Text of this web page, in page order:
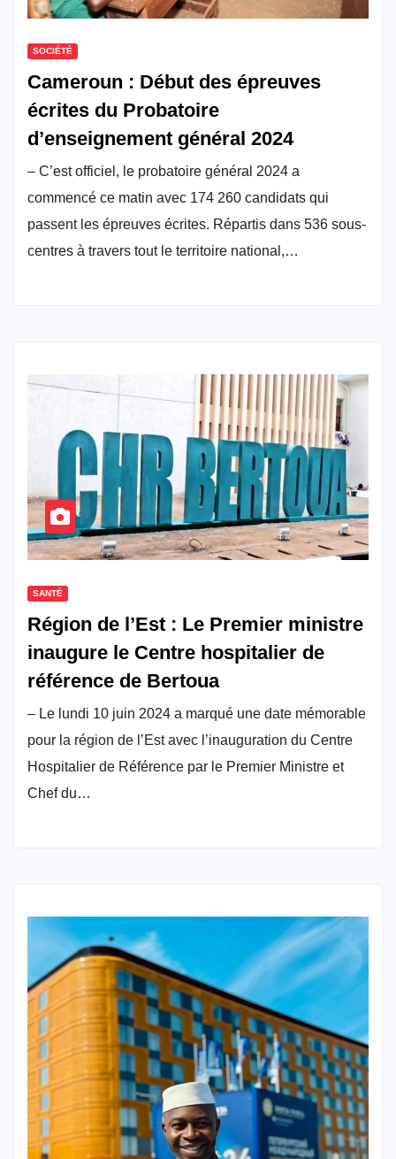
SOCIÉTÉ
Cameroun : Début des épreuves
écrites du Probatoire
d’enseignement général 2024
– C’est officiel, le probatoire général 2024 a
commencé ce matin avec 174 260 candidats qui
passent les épreuves écrites. Répartis dans 536 sous-
centres à travers tout le territoire national,…
SANTÉ
Région de l’Est : Le Premier ministre
inaugure le Centre hospitalier de
référence de Bertoua
– Le lundi 10 juin 2024 a marqué une date mémorable
pour la région de l’Est avec l’inauguration du Centre
Hospitalier de Référence par le Premier Ministre et
Chef du…